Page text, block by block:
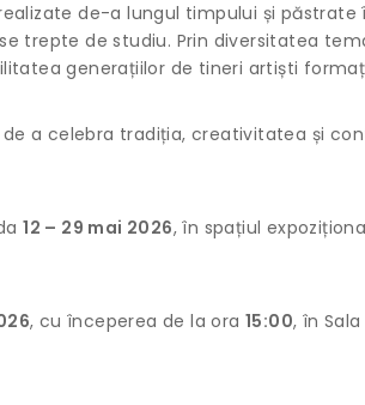
de-a lungul timpului și
trepte de studiu. Prin diversitatea
generațiilor de tineri artiști
a celebra tradiția, creativitatea și
12 – 29 mai 2026, în spațiul
, cu începerea de la ora15:00, în